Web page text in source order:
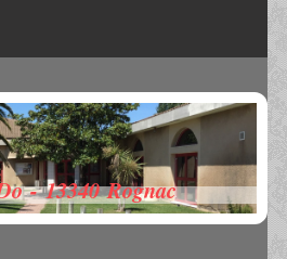
- 13340 Rognac